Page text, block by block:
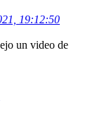
19:12:50
un video de